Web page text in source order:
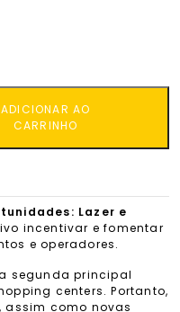
ADICIONAR AO
CARRINHO
Lazer e
incentivar e fomentar
e operadores.
segunda principal
centers. Portanto,
assim como novas